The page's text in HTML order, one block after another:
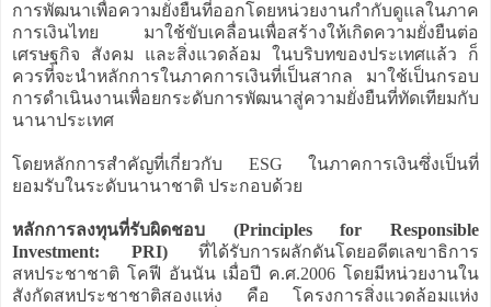
การพัฒนาเพื่อความยั่งยืนที่ออกโดยหน่วยงานกำกับดูแลในภาค
การเงินไทย มาใช้ขับเคลื่อนเพื่อสร้างให้เกิดความยั่งยืนต่อ
เศรษฐกิจ สังคม และสิ่งแวดล้อม ในบริบทของประเทศแล้ว ก็
ควรที่จะนำหลักการในภาคการเงินที่เป็นสากล มาใช้เป็นกรอบ
การดำเนินงานเพื่อยกระดับการพัฒนาสู่ความยั่งยืนที่ทัดเทียมกับ
นานาประเทศ
โดยหลักการสำคัญที่เกี่ยวกับ ESG ในภาคการเงินซึ่งเป็นที่
ยอมรับในระดับนานาชาติ ประกอบด้วย
หลักการลงทุนที่รับผิดชอบ (Principles for Responsible
Investment: PRI)ที่ได้รับการผลักดันโดยอดีตเลขาธิการ
สหประชาชาติ โคฟี อันนัน เมื่อปี ค.ศ.2006 โดยมีหน่วยงานใน
สังกัดสหประชาชาติสองแห่ง คือ โครงการสิ่งแวดล้อมแห่ง